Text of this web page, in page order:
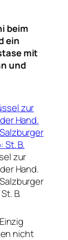
beim
ein
mit
und
zur
Hand.
B.
nicht